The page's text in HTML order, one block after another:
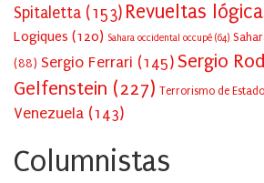
Spitaletta (153) Revueltas
Logiques (120) Sahara occidental occupé (64)
(88) Sergio Ferrari (145) Sergio
Gelfenstein (227) Terrorismo de Estado
Venezuela (143)
Columnistas